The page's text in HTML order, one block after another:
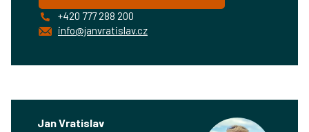
+420 777 288 200
info@janvratislav.cz
Jan Vratislav